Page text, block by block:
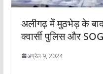
अलीगढ़ में मुठभेड़ के
क्वार्सी पुलिस और
अप्रैल 9, 2024